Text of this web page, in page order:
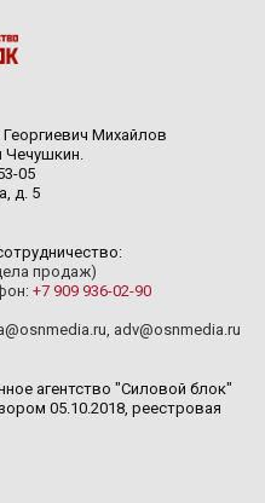
Михайлов
Чечушкин.
05
д. 5
продаж)
+7 909 936-02-90
, adv@osnmedia.ru
агентство "Силовой блок"
05.10.2018, реестровая